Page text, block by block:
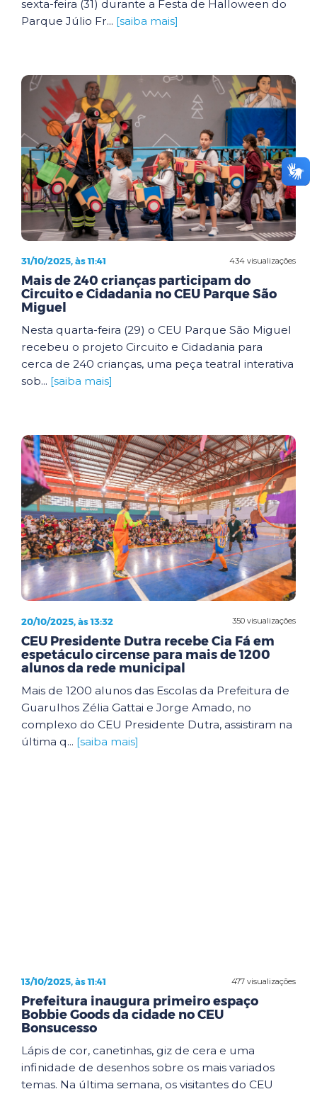
sexta-feira (31) durante a Festa de Halloween do
Parque Júlio Fr... [saiba mais]
434 visualizações
31/10/2025, às 11:41
Mais de 240 crianças participam do
Circuito e Cidadania no CEU Parque São
Miguel
Nesta quarta-feira (29) o CEU Parque São Miguel
recebeu o projeto Circuito e Cidadania para
cerca de 240 crianças, uma peça teatral interativa
sob... [saiba mais]
350 visualizações
20/10/2025, às 13:32
CEU Presidente Dutra recebe Cia Fá em
espetáculo circense para mais de 1200
alunos da rede municipal
Mais de 1200 alunos das Escolas da Prefeitura de
Guarulhos Zélia Gattai e Jorge Amado, no
complexo do CEU Presidente Dutra, assistiram na
última q... [saiba mais]
477 visualizações
13/10/2025, às 11:41
Prefeitura inaugura primeiro espaço
Bobbie Goods da cidade no CEU
Bonsucesso
Lápis de cor, canetinhas, giz de cera e uma
infinidade de desenhos sobre os mais variados
temas. Na última semana, os visitantes do CEU